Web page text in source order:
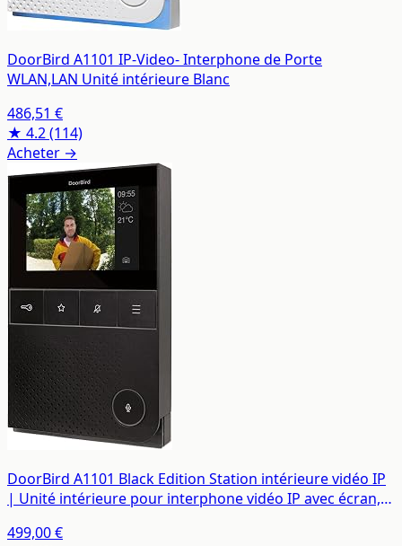
DoorBird A1101 IP-Video- Interphone de Porte
WLAN,LAN Unité intérieure Blanc
486,51 €
★ 4.2(114)
Acheter →
DoorBird A1101 Black Edition Station intérieure vidéo IP
| Unité intérieure pour interphone vidéo IP avec écran,
499,00 €